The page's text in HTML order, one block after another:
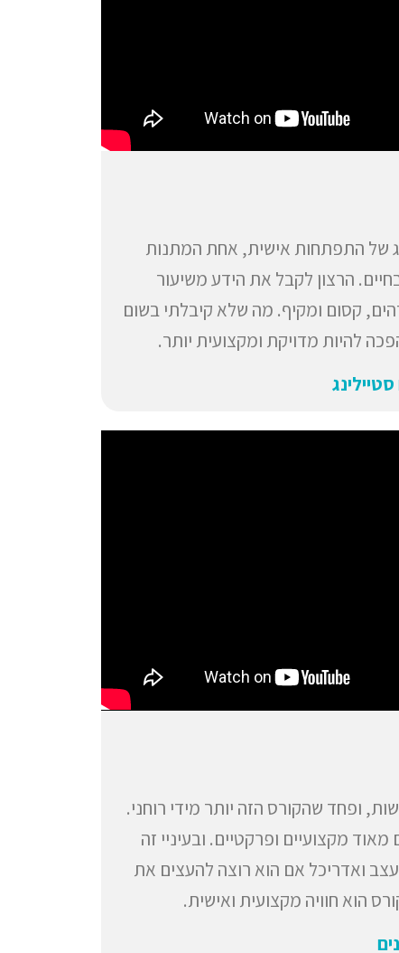
של התפתחות אישית, אחת המתנות
הרצון לקבל את הידע משיעור
קסום ומקיף. מה שלא קיבלתי בשום
להיות מדויקת ומקצועית יותר.
ופחד שהקורס הזה יותר מידי רוחני.
מקצועיים ופרקטיים. ובעיניי זה
ואדריכל אם הוא רוצה להעצים את
הוא חוויה מקצועית ואישית.